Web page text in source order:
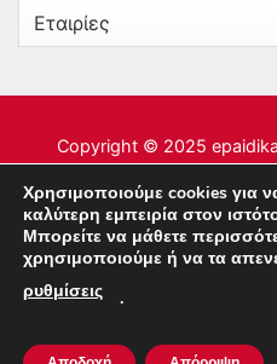
Copyright © 2025
Χρησιμοποιούμε cookies για
καλύτερη εμπειρία στον
Μπορείτε να μάθετε
χρησιμοποιούμε ή να τα
ρυθμίσεις
.
This site uses cookies to
experience. By browsing